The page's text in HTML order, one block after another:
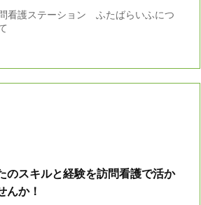
看護ステーション ふたばらいふにつ
のスキルと経験を訪問看護で活か
んか！